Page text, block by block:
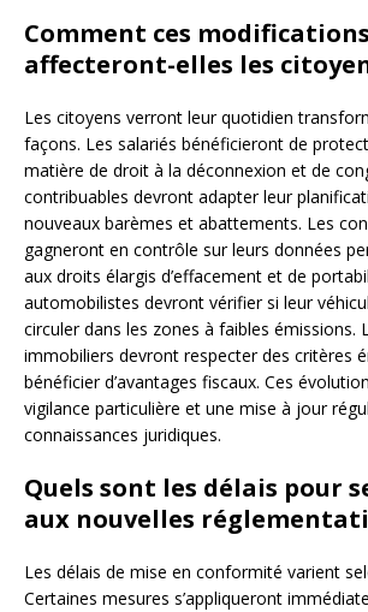
Comment ces modifications
affecteront-elles les
Les citoyens verront leur quotidien
façons. Les salariés bénéficieront de
matière de droit à la déconnexion et de
contribuables devront adapter leur
nouveaux barèmes et abattements. Les
gagneront en contrôle sur leurs données
aux droits élargis d’effacement et de
automobilistes devront vérifier si leur
circuler dans les zones à faibles émissions.
immobiliers devront respecter des critères
bénéficier d’avantages fiscaux. Ces
vigilance particulière et une mise à jour
connaissances juridiques.
Quels sont les délais pour
aux nouvelles
Les délais de mise en conformité varient
Certaines mesures s’appliqueront